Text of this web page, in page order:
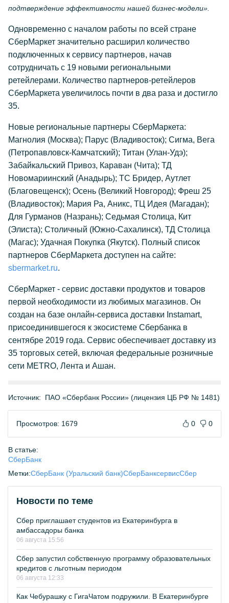
подтверждение эффективности нашей бизнес-модели».
Одновременно с началом работы по всей стране
СберМаркет значительно расширил количество
подключенных к сервису партнеров, начав
сотрудничать с 19 новыми региональными
ретейлерами. Количество партнеров-ретейлеров
СберМаркета увеличилось почти в два раза и достигло
35.
Новые региональные партнеры СберМаркета:
Магнолия (Москва); Парус (Владивосток); Сигма, Вега
(Петропавловск-Камчатский); Титан (Улан-Удэ);
Забайкальский Привоз, Караван (Чита); ТД
Новомариинский (Анадырь); ТС Бридер, Аутлет
(Благовещенск); Осень (Великий Новгород); Фреш 25
(Владивосток); Мария Ра, Аникс, ТЦ Идея (Магадан);
Для Гурманов (Назрань); Седьмая Столица, Кит
(Элиста); Столичный (Южно-Сахалинск), ТД Столица
(Магас); Удачная Покупка (Якутск). Полный список
партнеров СберМаркета доступен на сайте:
sbermarket.ru.
СберМаркет - сервис доставки продуктов и товаров
первой необходимости из любимых магазинов. Он
создан на базе онлайн-сервиса доставки Instamart,
присоединившегося к экосистеме Сбербанка в
сентябре 2019 года. Сервис обеспечивает доставку из
35 торговых сетей, включая федеральные розничные
сети METRO, Лента и Ашан.
Источник: ПАО «Сбербанк России» (лицензия ЦБ РФ № 1481)
Просмотров: 1679 0 0
В статье:
СберБанк
Метки:СберБанк (Уральский банк)СберБанксервисСбер
Новости по теме
Сбер приглашает студентов из Екатеринбурга в
амбассадоры банка
06 августа 15:56
Сбер запустил собственную программу образовательных
кредитов с льготным периодом
06 августа 12:33
Как Чебурашку с ГигаЧатом подружили. В Екатеринбурге